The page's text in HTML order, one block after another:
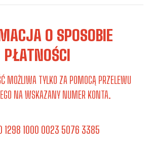
O SPOSOBIE
PŁATNOŚCI
MOŻLIWA TYLKO ZA POMOCĄ PRZELEWU
NA WSKAZANY NUMER KONTA.
1298 1000 0023 5076 3385